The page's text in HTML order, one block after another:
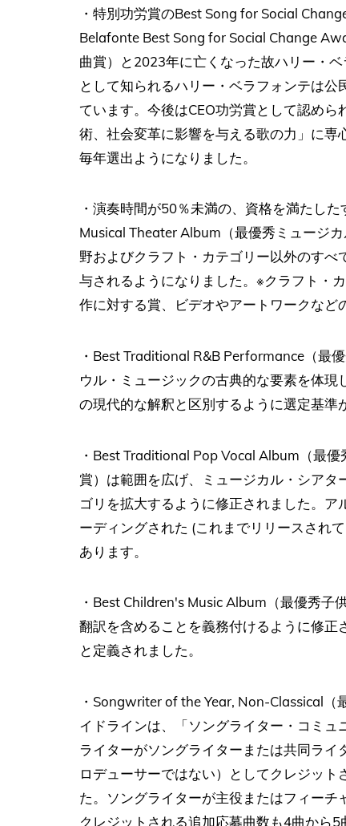
・特別功労賞のBest Song for Social
Belafonte Best Song for Social Change
曲賞）と2023年に亡くなった故ハリー・
として知られるハリー・ベラフォンテは
ています。今後はCEO功労賞として認め
術、社会変革に影響を与える歌の力」に
毎年選出ようになりました。
・演奏時間が50％未満の、資格を満たし
Musical Theater Album（最優秀ミュージ
野およびクラフト・カテゴリー以外のす
与されるようになりました。※クラフト・
作に対する賞、ビデオやアートワークなど
・Best Traditional R&B Performance（最
ウル・ミュージックの古典的な要素を体
の現代的な解釈と区別するように選定基準
・Best Traditional Pop Vocal Album（最
賞）は範囲を広げ、ミュージカル・シア
ゴリを拡大するように修正されました。
ーディングされた (これまでリリースされ
あります。
・Best Children's Music Album（最優秀
翻訳を含めることを義務付けるように修正
と定義されました。
・Songwriter of the Year, Non-Classical
イドラインは、「ソングライター・コミ
ライターがソングライターまたは共同ラ
ロデューサーではない）としてクレジッ
た。ソングライターが主役またはフィー
クレジットされる追加応募曲数も4曲から5